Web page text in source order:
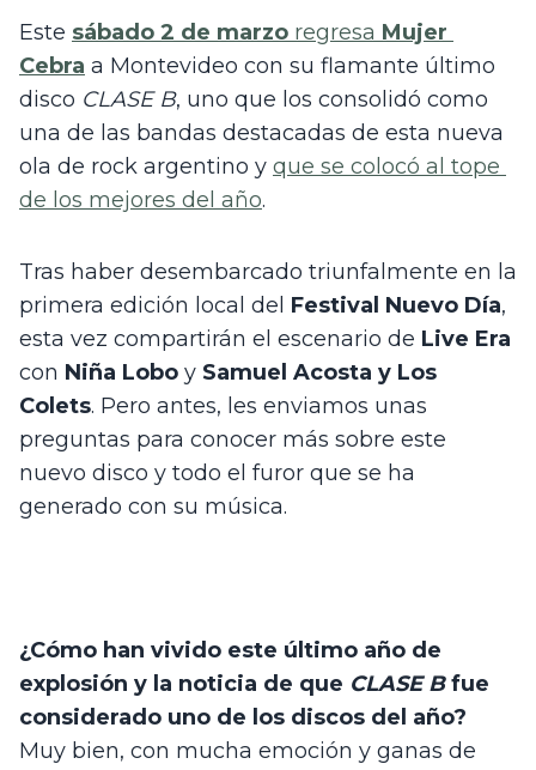
Este sábado 2 de marzo regresa Mujer
Cebra a Montevideo con su flamante último
disco CLASE B, uno que los consolidó como
una de las bandas destacadas de esta nueva
ola de rock argentino y que se colocó al tope
de los mejores del año.
Tras haber desembarcado triunfalmente en la
primera edición local del Festival Nuevo Día,
esta vez compartirán el escenario de Live Era
con Niña Lobo y Samuel Acosta y Los
Colets. Pero antes, les enviamos unas
preguntas para conocer más sobre este
nuevo disco y todo el furor que se ha
generado con su música.
¿Cómo han vivido este último año de
explosión y la noticia de que CLASE B fue
considerado uno de los discos del año?
Muy bien, con mucha emoción y ganas de